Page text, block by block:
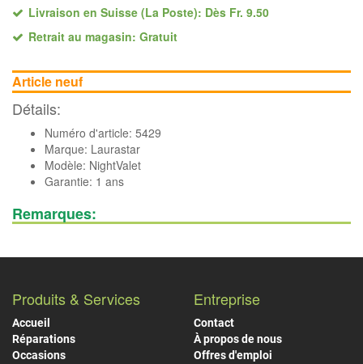
Livraison en Suisse (La Poste): Dès Fr. 9.50
Retrait au magasin: Gratuit
Article neuf
Détails:
Numéro d'article: 5429
Marque: Laurastar
Modèle: NightValet
Garantie: 1 ans
Remarques:
Produits & Services
Accueil
Réparations
Occasions
Entreprise
Contact
À propos de nous
Offres d'emploi